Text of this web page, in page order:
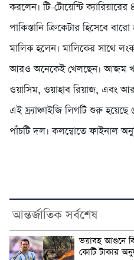
করলেন। টি-টোয়েন্টি
পাকিস্তানি ক্রিকেটার হিসেবে
মালিক হলেন। মালিকের সাথে
আরও অনেকেই খেলছেন। আজম
ওয়াসিম, ওয়াহাব রিয়াজ, এবং
এই ফ্র্যাঞ্চাইজি লিগটি শুরু
পাঁচটি দল। কলম্বোতে ফাইনাল
আন্তর্জাতিক সর্বশেষ
ভয়াবহ আগুনে
কোটি টাকার